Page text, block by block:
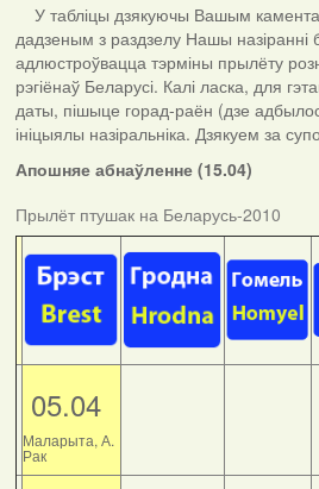
У табліцы дзякуючы Вашым
дадзеным з раздзелу Нашы назіранні
адлюстроўвацца тэрміны прылёту
рэгіёнаў Беларусі. Калі ласка, для
даты, пішыце горад-раён (дзе
ініцыялы назіральніка. Дзякуем за
Апошняе абнаўленне (15.04)
Прылёт птушак на Беларусь-2010
05.04
Маларыта, А.
Рак